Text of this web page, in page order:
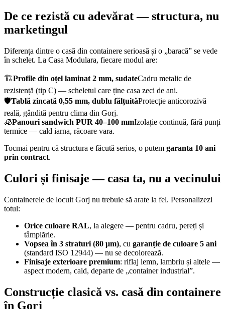
De ce rezistă cu adevărat — structura, nu
marketingul
Diferența dintre o casă din containere serioasă și o „baracă” se vede
în schelet. La Casa Modulara, fiecare modul are:
🏗️Profile din oțel laminat 2 mm, sudateCadru metalic de
rezistență (tip C) — scheletul care ține casa zeci de ani.
🛡️Tablă zincată 0,55 mm, dublu fălțuităProtecție anticorozivă
reală, gândită pentru clima din Gorj.
🧊Panouri sandwich PUR 40–100 mmIzolație continuă, fără punți
termice — cald iarna, răcoare vara.
Tocmai pentru că structura e făcută serios, o putem garanta 10 ani
prin contract.
Culori și finisaje — casa ta, nu a vecinului
Containerele de locuit Gorj nu trebuie să arate la fel. Personalizezi
totul:
Orice culoare RAL, la alegere — pentru cadru, pereți și
tâmplărie.
Vopsea în 3 straturi (80 μm), cu garanție de culoare 5 ani
(standard ISO 12944) — nu se decolorează.
Finisaje exterioare premium: riflaj lemn, lambriu și altele —
aspect modern, cald, departe de „container industrial”.
Construcție clasică vs. casă din containere
în Gorj